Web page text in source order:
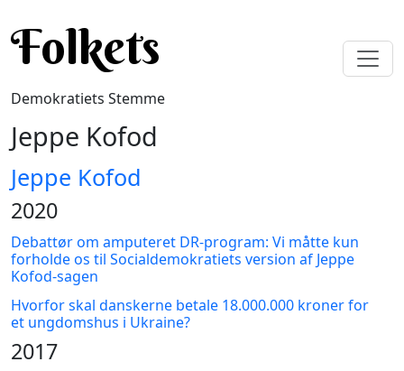
Folkets
Demokratiets Stemme
Jeppe Kofod
Jeppe Kofod
2020
Debattør om amputeret DR-program: Vi måtte kun
forholde os til Socialdemokratiets version af Jeppe
Kofod-sagen
Hvorfor skal danskerne betale 18.000.000 kroner for
et ungdomshus i Ukraine?
2017